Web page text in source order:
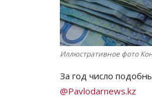
Иллюстративное фото
За год число
@Pavlodarnews.kz